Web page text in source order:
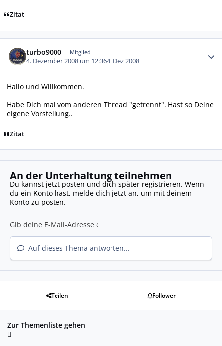
Zitat
turbo9000 Mitglied
4. Dezember 2008 um 12:364. Dez 2008
Hallo und Willkommen.
Habe Dich mal vom anderen Thread "getrennt". Hast so Deine
eigene Vorstellung..
Zitat
An der Unterhaltung teilnehmen
Du kannst jetzt posten und dich später registrieren. Wenn
du ein Konto hast, melde dich jetzt an, um mit deinem
Konto zu posten.
Auf dieses Thema antworten...
Teilen Follower
Zur Themenliste gehen